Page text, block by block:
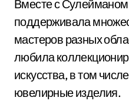
Вместе с
поддерживала
мастеров разных
любила
искусства, в том
ювелирные изделия.